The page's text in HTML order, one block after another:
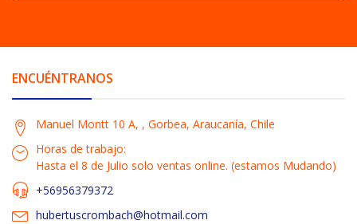
ENCUÉNTRANOS
Manuel Montt 10 A, , Gorbea, Araucanía, Chile
Horas de trabajo:
Hasta el 8 de Julio solo ventas online. (estamos Mudando)
+56956379372
hubertuscrombach@hotmail.com